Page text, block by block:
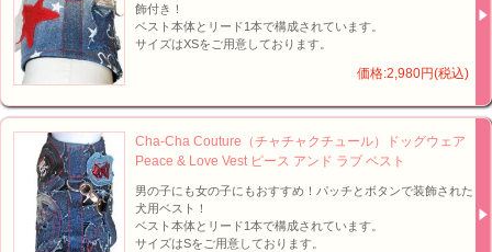
飾付き！
ベスト本体とリード1本で構成されています。
サイズはXSをご用意しております。
価格:2,980円(税込)
Cha-Cha Couture（チャチャクチュール）ドッグウェア
Peace & Love Vest ピース アンド ラブ ベスト
男の子にも女の子にもおすすめ！パッチとボタンで装飾された
犬用ベスト！
ベスト本体とリード1本で構成されています。
サイズはSをご用意しております。